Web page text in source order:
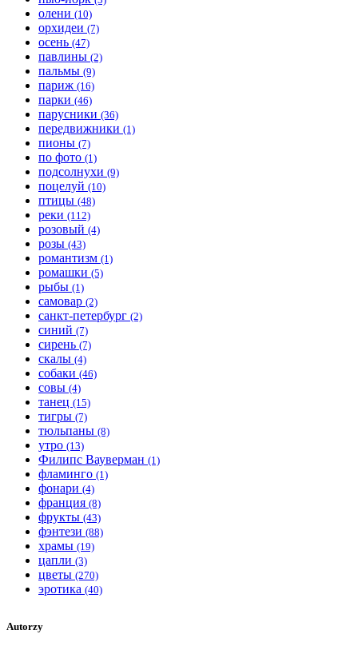
олени (10)
орхидеи (7)
осень (47)
павлины (2)
пальмы (9)
париж (16)
парки (46)
парусники (36)
передвижники (1)
пионы (7)
по фото (1)
подсолнухи (9)
поцелуй (10)
птицы (48)
реки (112)
розовый (4)
розы (43)
романтизм (1)
ромашки (5)
рыбы (1)
самовар (2)
санкт-петербург (2)
синий (7)
сирень (7)
скалы (4)
собаки (46)
совы (4)
танец (15)
тигры (7)
тюльпаны (8)
утро (13)
Филипс Вауверман (1)
фламинго (1)
фонари (4)
франция (8)
фрукты (43)
фэнтези (88)
храмы (19)
цапли (3)
цветы (270)
эротика (40)
Autorzy